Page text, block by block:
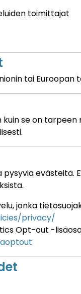
toimittajat
tai Euroopan
se on
jonka
privacy/
Opt-out -